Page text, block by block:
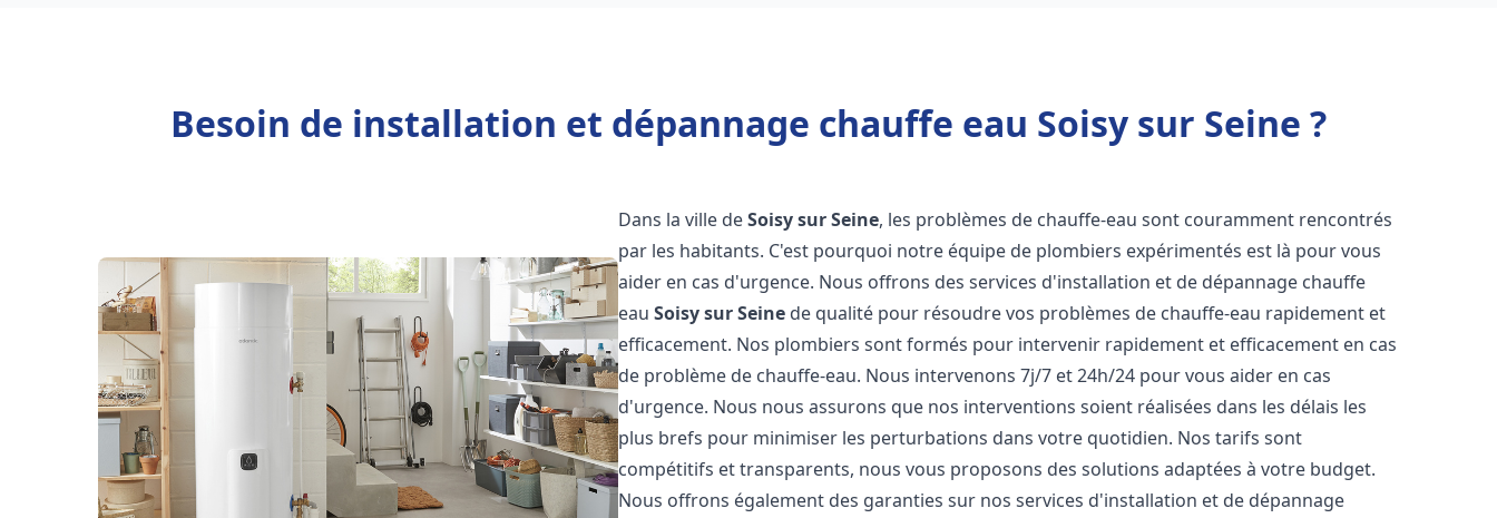
Besoin de installation et dépannage chauffe eau Soisy sur Seine ?
Dans la ville deSoisy sur Seine, les problèmes de chauffe-eau sont couramment rencontrés
par les habitants. C'est pourquoi notre équipe de plombiers expérimentés est là pour vous
aider en cas d'urgence. Nous offrons des services d'installation et de dépannage chauffe
eauSoisy sur Seine de qualité pour résoudre vos problèmes de chauffe-eau rapidement et
efficacement. Nos plombiers sont formés pour intervenir rapidement et efficacement en cas
de problème de chauffe-eau. Nous intervenons 7j/7 et 24h/24 pour vous aider en cas
d'urgence. Nous nous assurons que nos interventions soient réalisées dans les délais les
plus brefs pour minimiser les perturbations dans votre quotidien. Nos tarifs sont
compétitifs et transparents, nous vous proposons des solutions adaptées à votre budget.
Nous offrons également des garanties sur nos services d'installation et de dépannage